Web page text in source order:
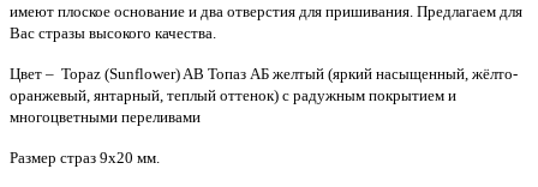
имеют плоское основание и два отверстия для пришивания. Предлагаем для
Вас стразы высокого качества.
Цвет – Topaz (Sunflower) AB Топаз АБ желтый (яркий насыщенный, жёлто-
оранжевый, янтарный, теплый оттенок) с радужным покрытием и
многоцветными переливами
Размер страз 9х20 мм.